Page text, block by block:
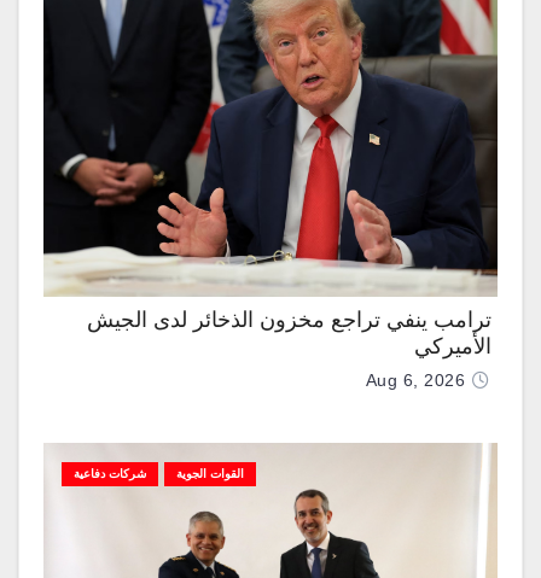
ترامب ينفي تراجع مخزون الذخائر لدى الجيش
الأميركي
Aug 6, 2026
القوات الجوية شركات دفاعية